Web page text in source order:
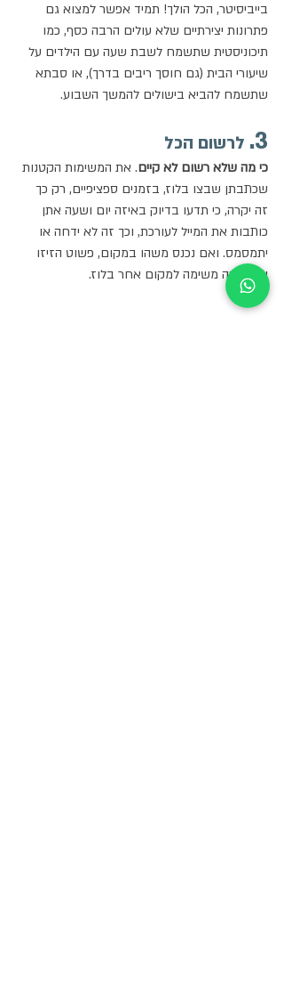
בייביסיטר, הכל הולך! תמיד אפשר למצוא גם
פתרונות יצירתיים שלא עולים הרבה כסף, כמו
תיכוניסטית שתשמח לשבת שעה עם הילדים על
שיעורי הבית (גם חוסך ריבים בדרך), או סבתא
שתשמח להביא בישולים להמשך השבוע.
3. לרשום הכל
כי מה שלא רשום לא קיים. את המשימות הקטנות
שכתבתן שבצו בלוז, בזמנים ספציפיים, רק כך
זה יקרה, כי תדעו בדיוק באיזה יום ושעה אתן
כותבות את המייל לעורכת, וכך זה לא ידחה או
יתמסמס. ואם נכנס משהו במקום, פשוט הזיזו
את אותה משימה למקום אחר בלוז.